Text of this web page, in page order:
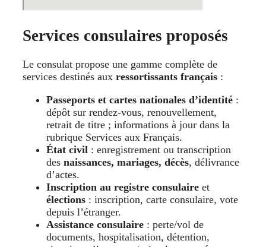
Services consulaires proposés
Le consulat propose une gamme complète de
services destinés aux ressortissants français :
Passeports et cartes nationales d’identité :
dépôt sur rendez-vous, renouvellement,
retrait de titre ; informations à jour dans la
rubrique Services aux Français.
État civil : enregistrement ou transcription
des naissances, mariages, décès, délivrance
d’actes.
Inscription au registre consulaire et
élections : inscription, carte consulaire, vote
depuis l’étranger.
Assistance consulaire : perte/vol de
documents, hospitalisation, détention,